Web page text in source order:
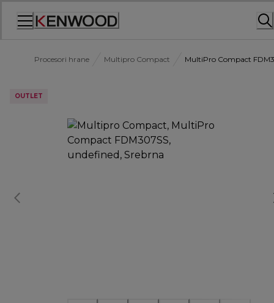
Procesori hrane Multipro Compact MultiPro Compact
OUTLET